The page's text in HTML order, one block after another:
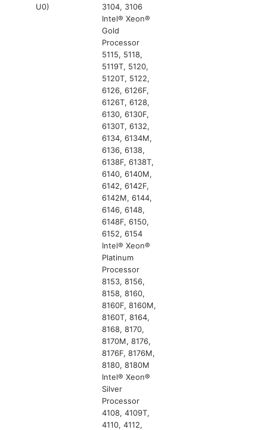
U0)
3104, 3106
Intel® Xeon®
Gold
Processor
5115, 5118,
5119T, 5120,
5120T, 5122,
6126, 6126F,
6126T, 6128,
6130, 6130F,
6130T, 6132,
6134, 6134M,
6136, 6138,
6138F, 6138T,
6140, 6140M,
6142, 6142F,
6142M, 6144,
6146, 6148,
6148F, 6150,
6152, 6154
Intel® Xeon®
Platinum
Processor
8153, 8156,
8158, 8160,
8160F, 8160M,
8160T, 8164,
8168, 8170,
8170M, 8176,
8176F, 8176M,
8180, 8180M
Intel® Xeon®
Silver
Processor
4108, 4109T,
4110, 4112,